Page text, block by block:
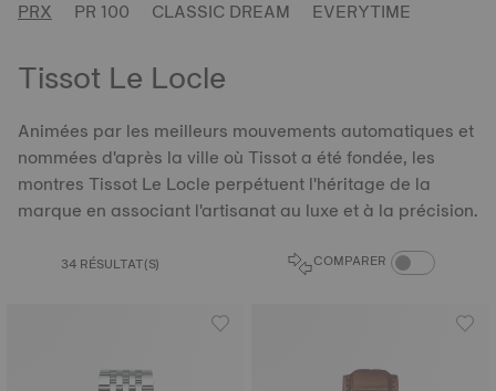
PRX PR 100 CLASSIC DREAM EVERYTIME
Tissot Le Locle
Animées par les meilleurs mouvements automatiques et
nommées d'après la ville où Tissot a été fondée, les
montres Tissot Le Locle perpétuent l'héritage de la
marque en associant l'artisanat au luxe et à la précision.
34 RÉSULTAT(S) COMPARER BOUTON DU